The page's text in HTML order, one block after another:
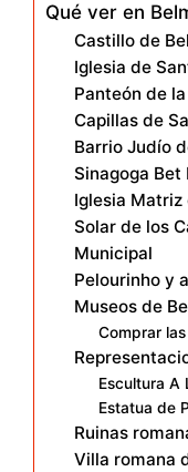
Qué ver en
Castillo de
Iglesia de
Panteón de
Capillas de
Barrio Judío
Sinagoga Bet
Iglesia Matriz
Solar de los
Municipal
Pelourinho y
Museos de
Comprar
Escultura A
Estatua de
Ruinas
Villa romana